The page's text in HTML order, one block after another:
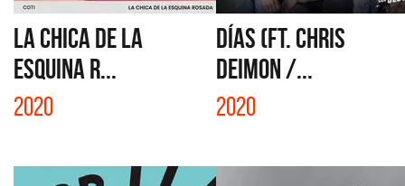
LA CHICA DE LA
ESQUINA R...
2020
DÍAS (FT. CHRIS
DEIMON /...
2020